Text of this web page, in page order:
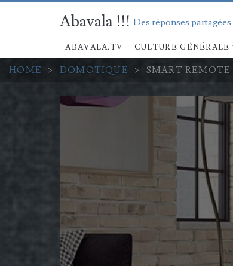
Abavala !!! Des réponses
ABAVALA.TV CULTURE GÉNÉRALE
HOME > DOMOTIQUE > SMART